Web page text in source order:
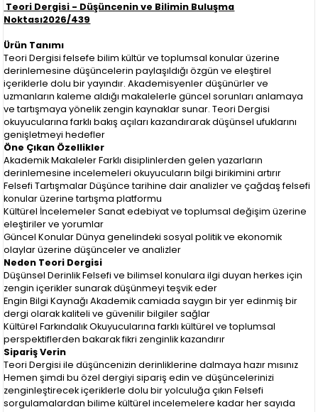
Teori Dergisi - Düşüncenin ve Bilimin Buluşma
Noktası2026/439
Ürün Tanımı
Teori Dergisi felsefe bilim kültür ve toplumsal konular üzerine
derinlemesine düşüncelerin paylaşıldığı özgün ve eleştirel
içeriklerle dolu bir yayındır. Akademisyenler düşünürler ve
uzmanların kaleme aldığı makalelerle güncel sorunları anlamaya
ve tartışmaya yönelik zengin kaynaklar sunar. Teori Dergisi
okuyucularına farklı bakış açıları kazandırarak düşünsel ufuklarını
genişletmeyi hedefler
Öne Çıkan Özellikler
Akademik Makaleler Farklı disiplinlerden gelen yazarların
derinlemesine incelemeleri okuyucuların bilgi birikimini artırır
Felsefi Tartışmalar Düşünce tarihine dair analizler ve çağdaş felsefi
konular üzerine tartışma platformu
Kültürel İncelemeler Sanat edebiyat ve toplumsal değişim üzerine
eleştiriler ve yorumlar
Güncel Konular Dünya genelindeki sosyal politik ve ekonomik
olaylar üzerine düşünceler ve analizler
Neden Teori Dergisi
Düşünsel Derinlik Felsefi ve bilimsel konulara ilgi duyan herkes için
zengin içerikler sunarak düşünmeyi teşvik eder
Engin Bilgi Kaynağı Akademik camiada saygın bir yer edinmiş bir
dergi olarak kaliteli ve güvenilir bilgiler sağlar
Kültürel Farkındalık Okuyucularına farklı kültürel ve toplumsal
perspektiflerden bakarak fikri zenginlik kazandırır
Sipariş Verin
Teori Dergisi ile düşüncenizin derinliklerine dalmaya hazır mısınız
Hemen şimdi bu özel dergiyi sipariş edin ve düşüncelerinizi
zenginleştirecek içeriklerle dolu bir yolculuğa çıkın Felsefi
sorgulamalardan bilime kültürel incelemelere kadar her sayıda